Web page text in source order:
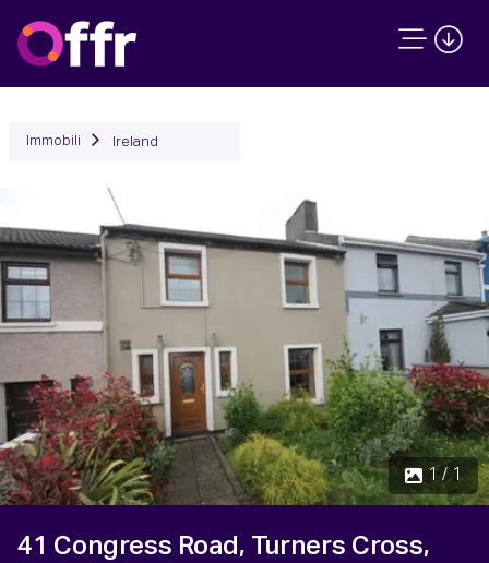
Immobili Ireland
1 / 1
41 Congress Road, Turners Cross,